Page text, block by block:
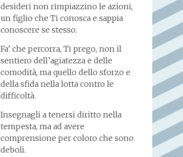
desideri non rimpiazzino le azioni,
un figlio che Ti conosca e sappia
conoscere se stesso.
Fa’ che percorra, Ti prego, non il
sentiero dell’agiatezza e delle
comodità, ma quello dello sforzo e
della sfida nella lotta contro le
difficoltà.
Insegnagli a tenersi diritto nella
tempesta, ma ad avere
comprensione per coloro che sono
deboli.